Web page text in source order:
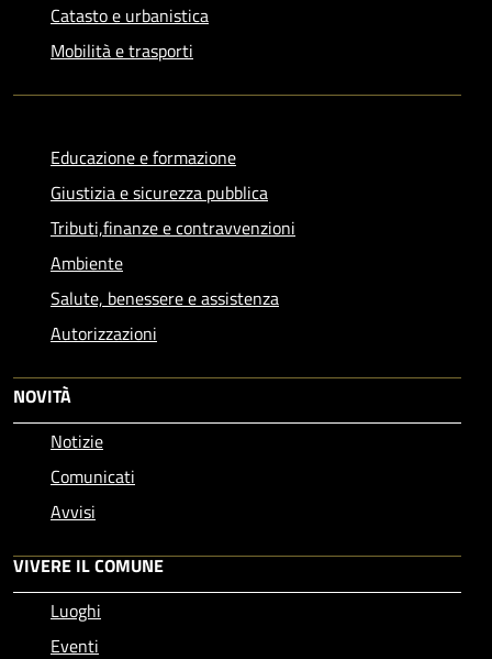
Catasto e urbanistica
Mobilità e trasporti
Educazione e formazione
Giustizia e sicurezza pubblica
Tributi,finanze e contravvenzioni
Ambiente
Salute, benessere e assistenza
Autorizzazioni
NOVITÀ
Notizie
Comunicati
Avvisi
VIVERE IL COMUNE
Luoghi
Eventi